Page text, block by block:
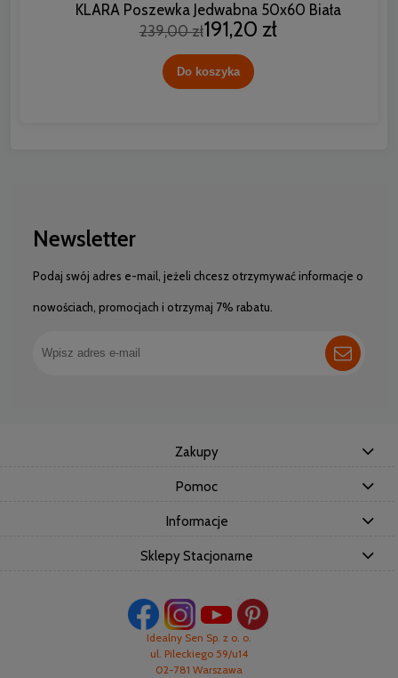
KLARA Poszewka Jedwabna 50x60 Biała
239,00 zł191,20 zł
Do koszyka
Newsletter
Podaj swój adres e-mail, jeżeli chcesz otrzymywać informacje o
nowościach, promocjach i otrzymaj 7% rabatu.
Zakupy
Pomoc
Informacje
Sklepy Stacjonarne
Idealny Sen Sp. z o. o.
ul. Pileckiego 59/u14
02-781 Warszawa